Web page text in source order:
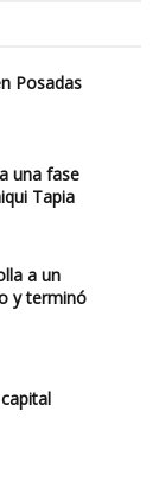
Posadas
una fase
Tapia
a un
y terminó